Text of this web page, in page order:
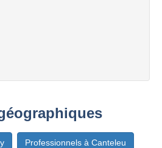
Professionnels à Canteleu